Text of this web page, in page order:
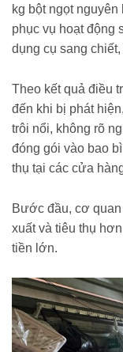
kg bột ngọt
phục vụ hoạt động
dụng cụ sang
Theo kết quả điều
đến khi bị phát
trôi nổi, không rõ
đóng gói vào bao
thụ tại các cửa
Bước đầu, cơ
xuất và tiêu thụ
tiền lớn.